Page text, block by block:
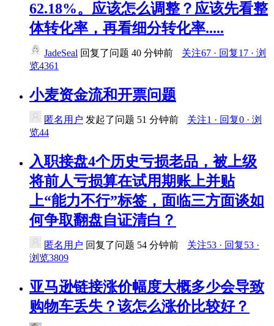
62.18%。应该怎么调整？应该先看整
体转化率，再看细分转化率.....
JadeSeal 回复了问题 40 分钟前
关注67 · 回复17 · 浏
览4361
小麦资金流和开票问题
匿名用户 发起了问题 51 分钟前
关注1 · 回复0 · 浏
览44
入职接盘4个历史亏损老品，被上级
将前人亏损算在试用期账上并贴
上“能力不行”标签，面临三方面谈如
何争取翻盘自证清白？
匿名用户 回复了问题 54 分钟前
关注53 · 回复53 ·
浏览3809
亚马逊链接涨价幅度大概多少会导致
购物车丢失？该怎么涨价比较好？